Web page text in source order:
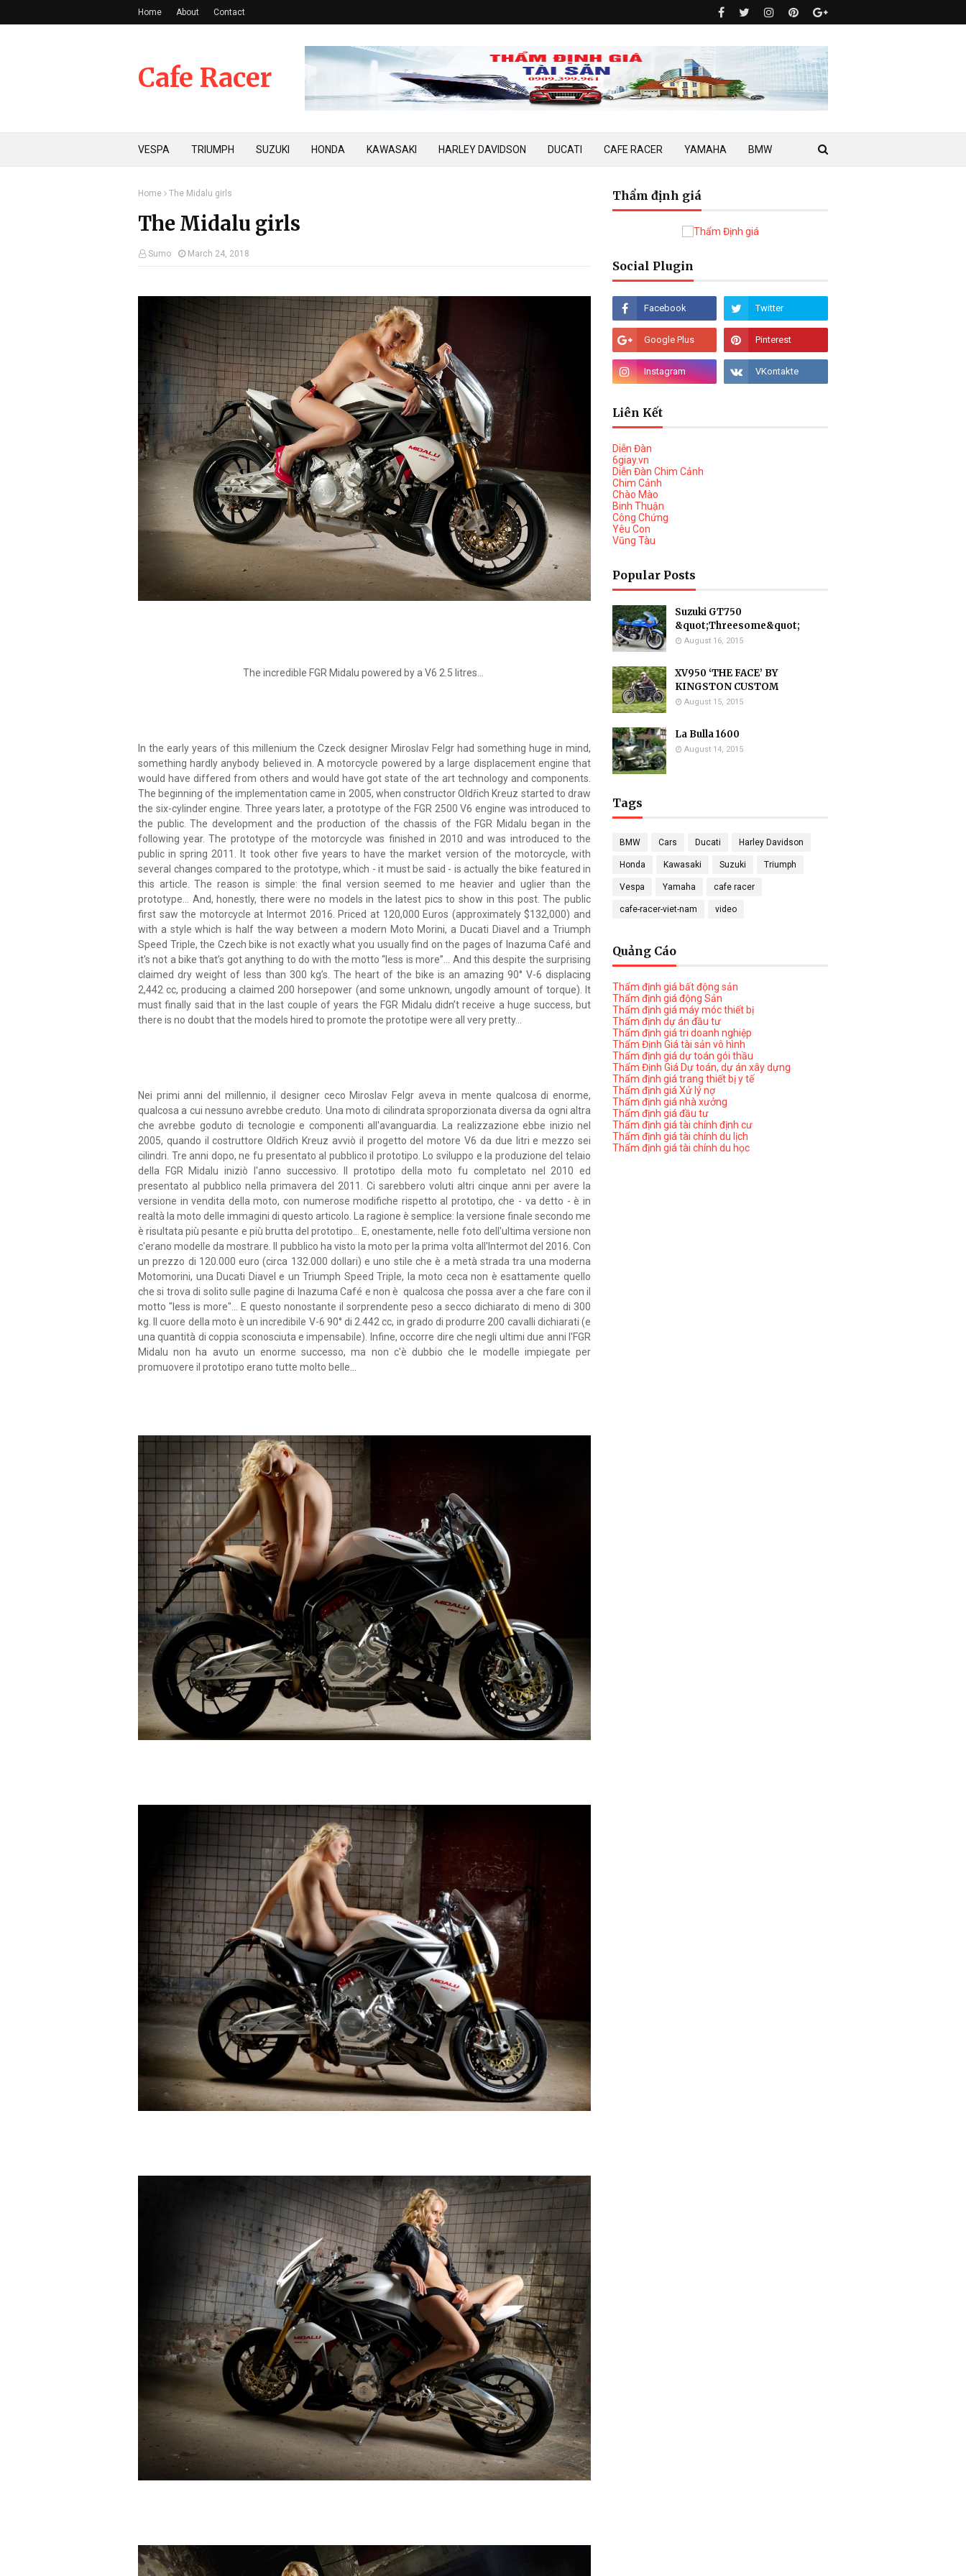
Home About Contact
Cafe Racer
VESPA TRIUMPH SUZUKI HONDA KAWASAKI HARLEY DAVIDSON DUCATI CAFE RACER YAMAHA BMW
Home The Midalu girls
The Midalu girls
Sumo March 24, 2018
The incredible FGR Midalu powered by a V6 2.5 litres...
In the early years of this millenium the Czeck designer Miroslav Felgr had something huge in mind,
something hardly anybody believed in. A motorcycle powered by a large displacement engine that
would have differed from others and would have got state of the art technology and components.
The beginning of the implementation came in 2005, when constructor Oldřich Kreuz started to draw
the six-cylinder engine. Three years later, a prototype of the FGR 2500 V6 engine was introduced to
the public. The development and the production of the chassis of the FGR Midalu began in the
following year. The prototype of the motorcycle was finished in 2010 and was introduced to the
public in spring 2011. It took other five years to have the market version of the motorcycle, with
several changes compared to the prototype, which - it must be said - is actually the bike featured in
this article. The reason is simple: the final version seemed to me heavier and uglier than the
prototype… And, honestly, there were no models in the latest pics to show in this post. The public
first saw the motorcycle at Intermot 2016. Priced at 120,000 Euros (approximately $132,000) and
with a style which is half the way between a modern Moto Morini, a Ducati Diavel and a Triumph
Speed Triple, the Czech bike is not exactly what you usually find on the pages of Inazuma Café and
it's not a bike that’s got anything to do with the motto “less is more”… And this despite the surprising
claimed dry weight of less than 300 kg’s. The heart of the bike is an amazing 90° V-6 displacing
2,442 cc, producing a claimed 200 horsepower (and some unknown, ungodly amount of torque). It
must finally said that in the last couple of years the FGR Midalu didn’t receive a huge success, but
there is no doubt that the models hired to promote the prototipe were all very pretty...
Nei primi anni del millennio, il designer ceco Miroslav Felgr aveva in mente qualcosa di enorme,
qualcosa a cui nessuno avrebbe creduto. Una moto di cilindrata sproporzionata diversa da ogni altra
che avrebbe goduto di tecnologie e componenti all'avanguardia. La realizzazione ebbe inizio nel
2005, quando il costruttore Oldřich Kreuz avviò il progetto del motore V6 da due litri e mezzo sei
cilindri. Tre anni dopo, ne fu presentato al pubblico il prototipo. Lo sviluppo e la produzione del telaio
della FGR Midalu iniziò l'anno successivo. Il prototipo della moto fu completato nel 2010 ed
presentato al pubblico nella primavera del 2011. Ci sarebbero voluti altri cinque anni per avere la
versione in vendita della moto, con numerose modifiche rispetto al prototipo, che - va detto - è in
realtà la moto delle immagini di questo articolo. La ragione è semplice: la versione finale secondo me
è risultata più pesante e più brutta del prototipo... E, onestamente, nelle foto dell'ultima versione non
c'erano modelle da mostrare. Il pubblico ha visto la moto per la prima volta all'Intermot del 2016. Con
un prezzo di 120.000 euro (circa 132.000 dollari) e uno stile che è a metà strada tra una moderna
Motomorini, una Ducati Diavel e un Triumph Speed Triple, la moto ceca non è esattamente quello
che si trova di solito sulle pagine di Inazuma Café e non è qualcosa che possa aver a che fare con il
motto "less is more"... E questo nonostante il sorprendente peso a secco dichiarato di meno di 300
kg. Il cuore della moto è un incredibile V-6 90° di 2.442 cc, in grado di produrre 200 cavalli dichiarati (e
una quantità di coppia sconosciuta e impensabile). Infine, occorre dire che negli ultimi due anni l'FGR
Midalu non ha avuto un enorme successo, ma non c'è dubbio che le modelle impiegate per
promuovere il prototipo erano tutte molto belle...
Thẩm định giá
Social Plugin
Liên Kết
Diễn Đàn
6giay.vn
Diễn Đàn Chim Cảnh
Chim Cảnh
Chào Mào
Binh Thuận
Công Chứng
Yêu Con
Vũng Tàu
Popular Posts
Suzuki GT750
&quot;Threesome&quot;
August 16, 2015
XV950 ‘THE FACE’ BY
KINGSTON CUSTOM
August 15, 2015
La Bulla 1600
August 14, 2015
Tags
BMW Cars Ducati Harley Davidson
Honda Kawasaki Suzuki Triumph
Vespa Yamaha cafe racer
cafe-racer-viet-nam video
Quảng Cáo
Thẩm định giá bất động sản
Thẩm định giá động Sản
Thẩm định giá máy móc thiết bị
Thẩm định dự án đầu tư
Thẩm định giá tri doanh nghiệp
Thẩm Định Giá tài sản vô hình
Thẩm định giá dự toán gói thầu
Thẩm Định Giá Dự toán, dự án xây dựng
Thẩm định giá trang thiết bị y tế
Thẩm định giá Xử lý nợ
Thẩm định giá nhà xưởng
Thẩm định giá đầu tư
Thẩm định giá tài chính định cư
Thẩm định giá tài chính du lịch
Thẩm định giá tài chính du học